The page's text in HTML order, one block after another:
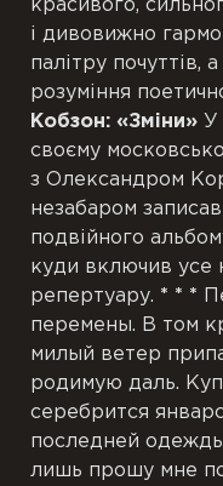
красивого,
і дивовижно
палітру почуттів,
розуміння
Кобзон: «Зміни» У
своєму
з Олександром
незабаром
подвійного
куди включив усе
репертуару. * * *
перемены. В том
милый ветер
родимую даль.
серебрится
последней
лишь прошу мне